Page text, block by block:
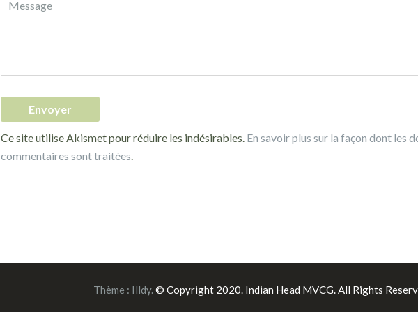
Ce site utilise Akismet pour réduire les indésirables. En savoir plus sur la façon dont les
commentaires sont traitées.
Thème : Illdy.© Copyright 2020. Indian Head MVCG. All Rights